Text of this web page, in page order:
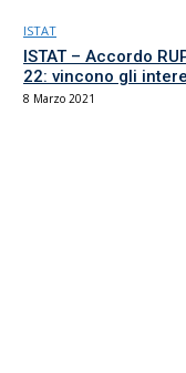
ISTAT
ISTAT – Accordo
22: vincono gli
8 Marzo 2021